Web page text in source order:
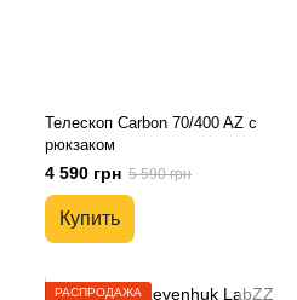
Телескоп Carbon 70/400 AZ с
рюкзаком
4 590 грн 5 590 грн
Купить
РАСПРОДАЖА